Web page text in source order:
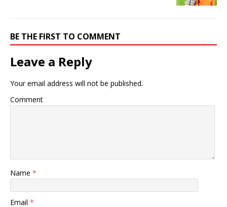
BE THE FIRST TO COMMENT
Leave a Reply
Your email address will not be published.
Comment
Name *
Email *